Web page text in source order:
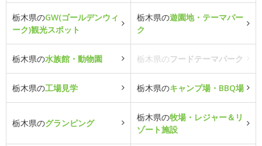
栃木県のGW(ゴールデンウィ
ーク)観光スポット
栃木県の遊園地・テーマパー
ク
栃木県の水族館・動物園 栃木県のフードテーマパーク
栃木県の工場見学 栃木県のキャンプ場・BBQ場
栃木県のグランピング
栃木県の牧場・レジャー＆リ
ゾート施設